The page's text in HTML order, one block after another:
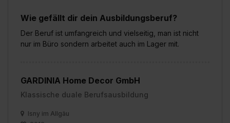
Wie gefällt dir dein Ausbildungsberuf?
Der Beruf ist umfangreich und vielseitig, man ist nicht
nur im Büro sondern arbeitet auch im Lager mit.
GARDINIA Home Decor GmbH
Klassische duale Berufsausbildung
Isny im Allgäu